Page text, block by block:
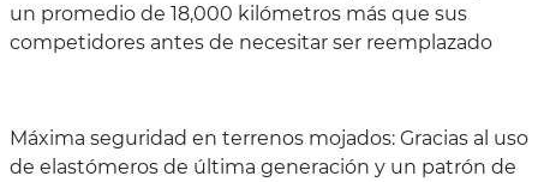
un promedio de 18,000 kilómetros más que sus
competidores antes de necesitar ser reemplazado
Máxima seguridad en terrenos mojados: Gracias al uso
de elastómeros de última generación y un patrón de